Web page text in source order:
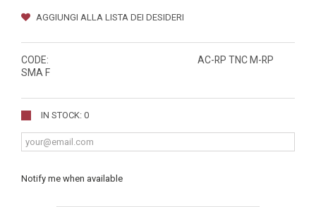
AGGIUNGI ALLA LISTA DEI DESIDERI
CODE:
AC-RP TNC M-RP
SMA F
IN STOCK: 0
Notify me when available